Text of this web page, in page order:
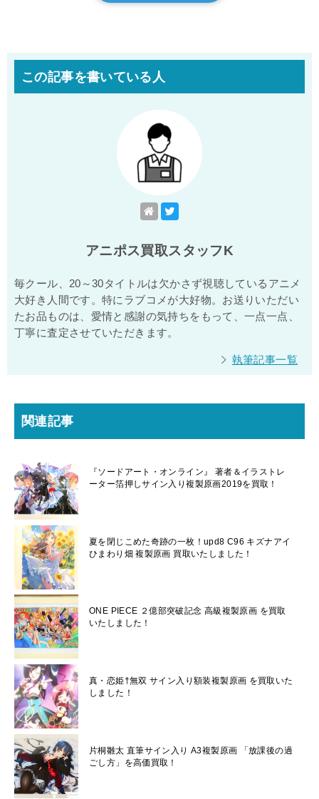
この記事を書いている人
アニポス買取スタッフK
毎クール、20～30タイトルは欠かさず視聴しているアニメ
大好き人間です。特にラブコメが大好物。お送りいただい
たお品ものは、愛情と感謝の気持ちをもって、一点一点、
丁寧に査定させていただきます。
執筆記事一覧
関連記事
『ソードアート・オンライン』 著者＆イラストレ
ーター箔押しサイン入り複製原画2019を買取！
夏を閉じこめた奇跡の一枚！upd8 C96 キズナアイ
ひまわり畑 複製原画 買取いたしました！
ONE PIECE ２億部突破記念 高級複製原画 を買取
いたしました！
真・恋姫†無双 サイン入り額装複製原画 を買取いた
しました！
片桐雛太 直筆サイン入り A3複製原画 「放課後の過
ごし方」を高価買取！